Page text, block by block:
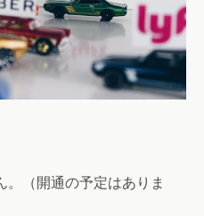
（開通の予定はありま